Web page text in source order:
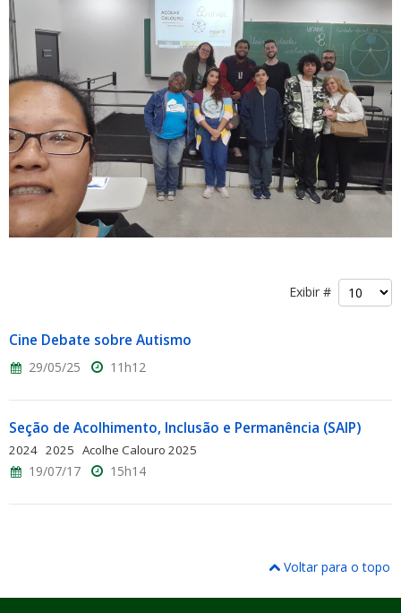
Exibir #
Cine Debate sobre Autismo
29/05/25 11h12
Seção de Acolhimento, Inclusão e Permanência (SAIP)
2024 2025 Acolhe Calouro 2025
19/07/17 15h14
Voltar para o topo